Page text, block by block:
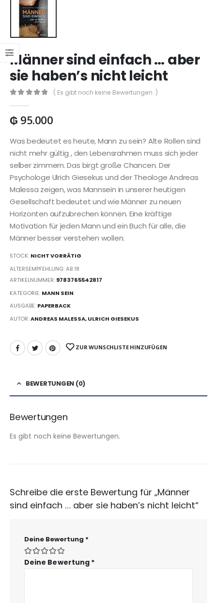
Männer sind einfach … aber
sie haben’s nicht leicht
( Es gibt noch keine Bewertungen. )
₲ 95.000
Was bedeutet es heute, Mann zu sein? Alte Rollen sind
nicht mehr gültig , den Lebensrahmen muss sich jeder
selber zimmern. Das birgt große Chancen. Der
Psychologe Ulrich Giesekus und der Theologe Andreas
Malessa zeigen, was Mannsein in unserer heutigen
Gesellschaft bedeutet und wie Männer zu neuen
Horizonten aufzubrechen können. Eine kräftige
Motivation für jeden Mann und ein Buch für alle, die
Männer besser verstehen wollen.
STOCK: NICHT VORRÄTIG
ALTERSEMPFEHLUNG: AB 18
ARTIKELNUMMER: 9783765542817
KATEGORIE: MANN SEIN
AUSGABE: PAPERBACK
AUTOR:ANDREAS MALESSA, ULRICH GIESEKUS
ZUR WUNSCHLISTE HINZUFÜGEN
BEWERTUNGEN (0)
Bewertungen
Es gibt noch keine Bewertungen.
Schreibe die erste Bewertung für „Männer
sind einfach … aber sie haben’s nicht leicht“
Deine Bewertung *
Deine Bewertung *